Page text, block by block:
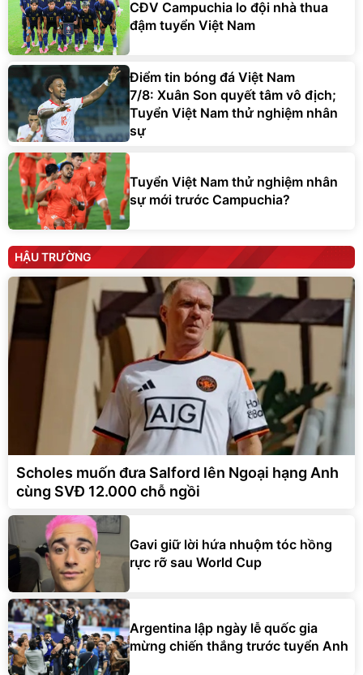
CĐV Campuchia lo đội nhà thua
đậm tuyển Việt Nam
Điểm tin bóng đá Việt Nam
7/8: Xuân Son quyết tâm vô địch;
Tuyển Việt Nam thử nghiệm nhân
sự
Tuyển Việt Nam thử nghiệm nhân
sự mới trước Campuchia?
HẬU TRƯỜNG
Scholes muốn đưa Salford lên Ngoại hạng Anh
cùng SVĐ 12.000 chỗ ngồi
Gavi giữ lời hứa nhuộm tóc hồng
rực rỡ sau World Cup
Argentina lập ngày lễ quốc gia
mừng chiến thắng trước tuyển Anh